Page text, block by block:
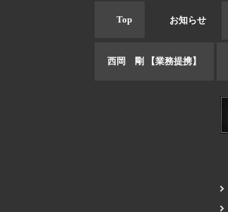
Top お知らせ
西岡 剛 【業務提携】